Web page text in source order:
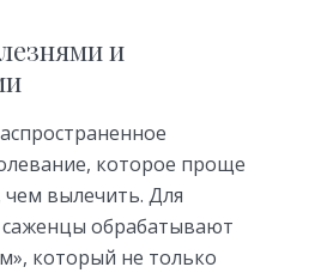
и
которое проще
вылечить. Для
обрабатывают
который не только